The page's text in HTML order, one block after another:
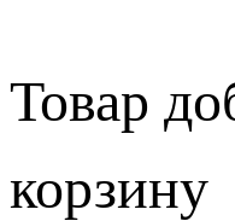
Товар
корзину